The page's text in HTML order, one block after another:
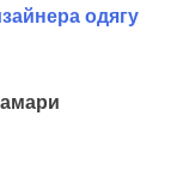
одягу